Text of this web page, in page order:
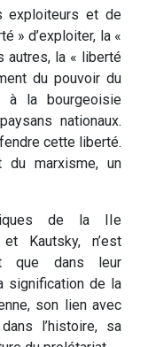
exploiteurs et de
» d’exploiter, la «
autres, la « liberté
du pouvoir du
à la bourgeoisie
nationaux.
cette liberté.
marxisme, un
de la IIe
Kautsky, n’est
que dans leur
signification de la
son lien avec
l’histoire, sa